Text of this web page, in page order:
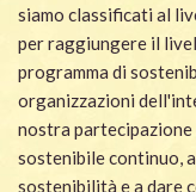
siamo classificati al
per raggiungere il
programma di
organizzazioni
nostra partecipazione
sostenibile continuo,
sostenibilità e a dare